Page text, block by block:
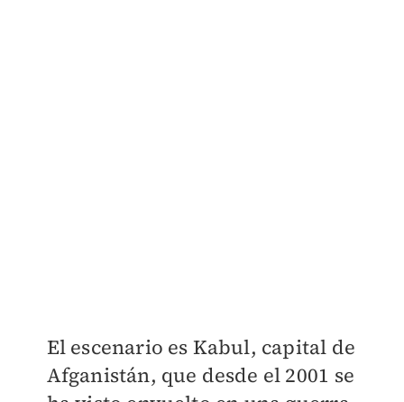
El escenario es Kabul, capital de
Afganistán, que desde el 2001 se